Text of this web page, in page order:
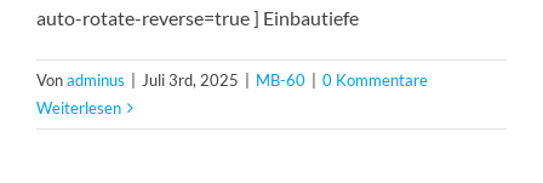
auto-rotate-reverse=true ] Einbautiefe
Vonadminus Juli 3rd, 2025 MB-60
0 Kommentare
Weiterlesen